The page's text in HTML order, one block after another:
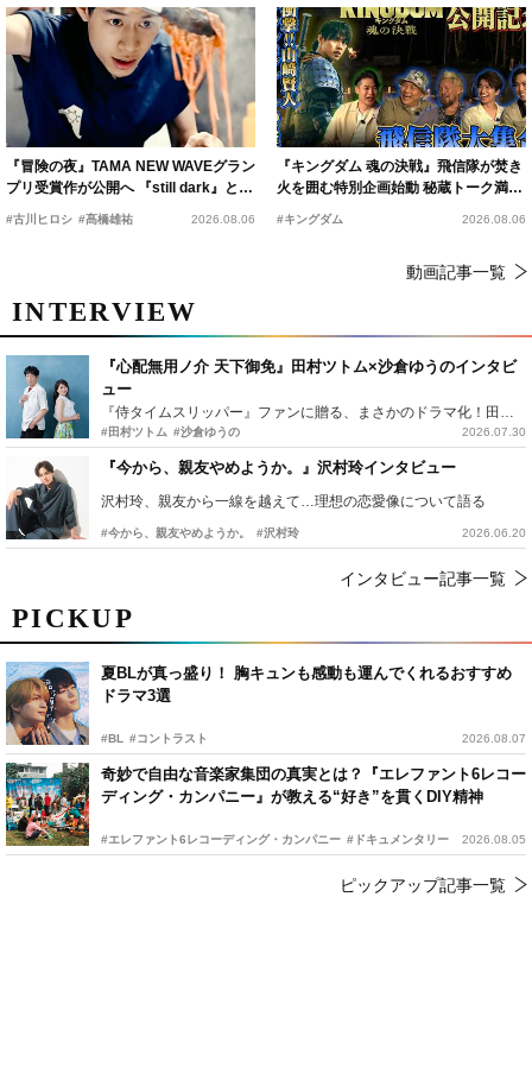
PICKUP
夏BLが真っ盛り！ 胸キュンも感動も運んでくれるおすすめ
ドラマ3選
#BL #コントラスト 2026.08.07
奇妙で自由な音楽家集団の真実とは？『エレファント6レコー
ディング・カンパニー』が教える“好き”を貫くDIY精神
#エレファント6レコーディング・カンパニー #ドキュメンタリー 2026.08.05
ピックアップ記事一覧
『冒険の夜』TAMA NEW WAVEグラン
プリ受賞作が公開へ 『still dark』と同
時上映決定
#古川ヒロシ #髙橋雄祐 2026.08.06
『キングダム 魂の決戦』飛信隊が焚き
火を囲む特別企画始動 秘蔵トーク満載
の“キングダムキャンプ”開催
#キングダム 2026.08.06
動画記事一覧
INTERVIEW
『心配無用ノ介 天下御免』田村ツトム×沙倉ゆうのインタビ
ュー
『侍タイムスリッパー』ファンに贈る、まさかのドラマ化！田村ツトム×沙倉ゆうのが語る『心配無用ノ介』撮影秘話
#田村ツトム #沙倉ゆうの 2026.07.30
『今から、親友やめようか。』沢村玲インタビュー
沢村玲、親友から一線を越えて…理想の恋愛像について語る
#今から、親友やめようか。 #沢村玲 2026.06.20
インタビュー記事一覧